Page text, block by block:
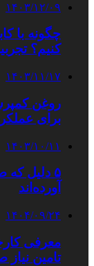
۱۴۰۳/۱۲/۰۹
چگونه با
کنیم؟
۱۴۰۳/۱۱/۱۷
روغن
برای
۱۴۰۳/۱۰/۱۱
آورده‌اند
۱۴۰۴/۰۹/۲۴
معرفی
تامین نیاز